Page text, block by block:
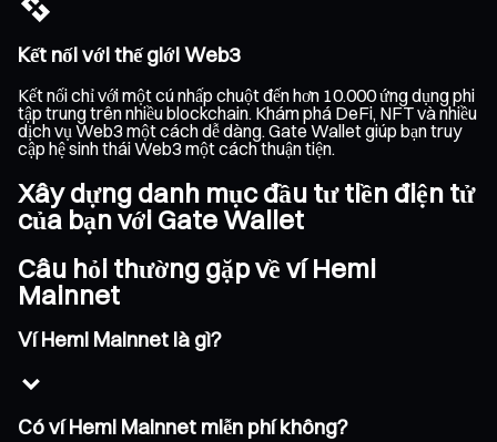
Kết nối với thế giới Web3
Kết nối chỉ với một cú nhấp chuột đến hơn 10.000 ứng dụng phi
tập trung trên nhiều blockchain. Khám phá DeFi, NFT và nhiều
dịch vụ Web3 một cách dễ dàng. Gate Wallet giúp bạn truy
cập hệ sinh thái Web3 một cách thuận tiện.
Xây dựng danh mục đầu tư tiền điện tử
của bạn với Gate Wallet
Câu hỏi thường gặp về ví Hemi
Mainnet
Ví Hemi Mainnet là gì?
Có ví Hemi Mainnet miễn phí không?